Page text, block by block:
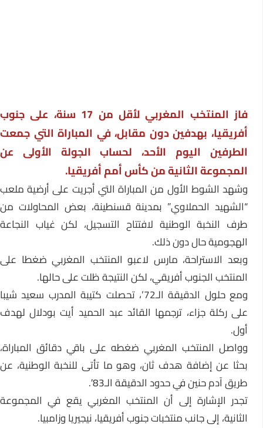
فاز المنتخب المغربي لأقل من 17 سنة، على جنوب
أفريقيا، بهدفين دون مقابل، في المباراة التي جمعت
الطرفين اليوم الأحد، لحساب الجولة الأولى عن
المجموعة الثانية من كأس أمم أفريقيا.
وشهد الشوط الأول من المباراة التي أجريت على أرضية ملعب
“الشهيد الحملاوي” بمدينة قسنطينة، بعض المحاولات من
طرف النخبة الوطنية لافتتاح التسجيل، لكن غياب النجاعة
الهجومية حال دون ذلك.
وبعد الاستراحة، مارس لاعبو المنتخب المغربي ضغطا على
المنتخب الجنوب أفريقي، لكن النتيجة ظلت على حالها.
ومع حلول الدقيقة الـ72’، تحصلت كتيبة المدرب سعيد شيبا
على ركلة جزاء، ترجمها القائد عبد الحميد أيت بودلال لهدف
أول.
وواصل المنتخب المغربي ضغطه على باقي دقائق المباراة،
بحثا عن إضافة هدف ثان، وهو ما تأتى للنخبة الوطنية، عن
طريق آدم حنين في حدود الدقيقة الـ83′.
تجدر الإشارة إلى أن المنتخب المغربي يقع في المجموعة
الثانية، إلى جانب منتخبات جنوب أفريقيا، نيجيريا وزامبيا.